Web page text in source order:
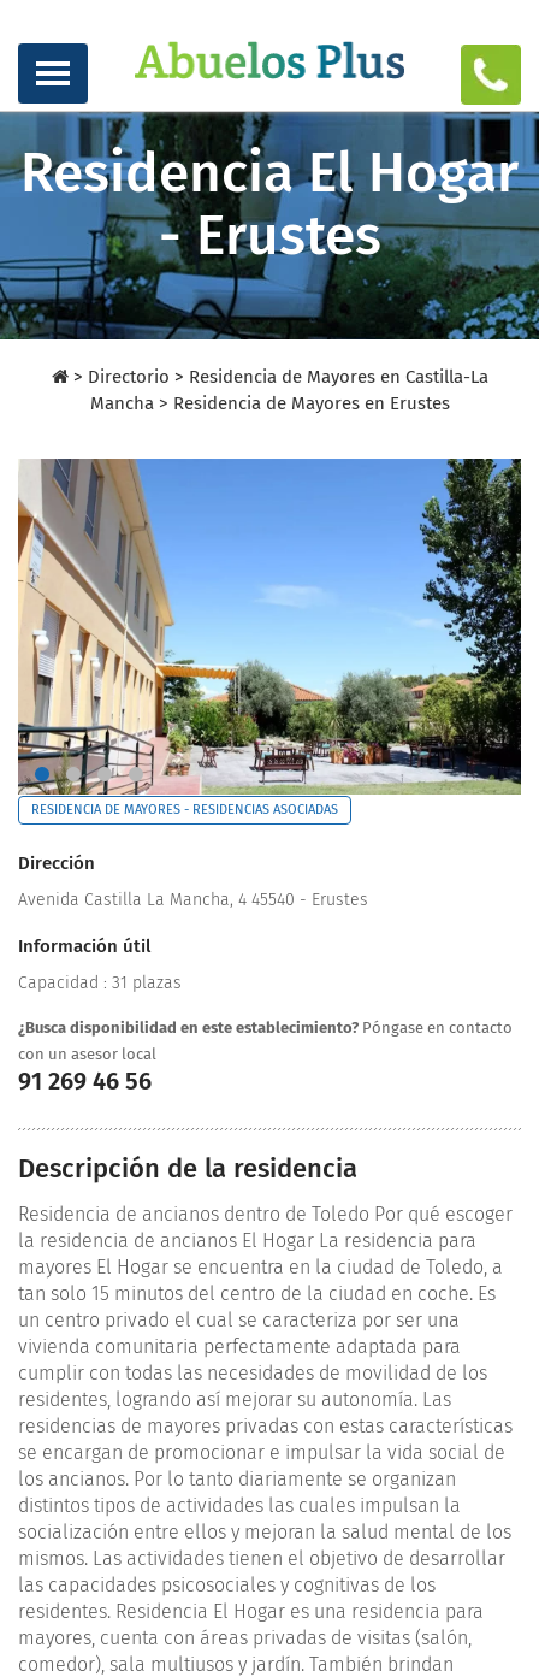
Residencia El Hogar
- Erustes
> Directorio > Residencia de Mayores en Castilla-La
Mancha > Residencia de Mayores en Erustes
RESIDENCIA DE MAYORES - RESIDENCIAS ASOCIADAS
Dirección
Avenida Castilla La Mancha, 4 45540 - Erustes
Información útil
Capacidad : 31 plazas
¿Busca disponibilidad en este establecimiento? Póngase en contacto
con un asesor local
91 269 46 56
Descripción de la residencia
Residencia de ancianos dentro de Toledo Por qué escoger
la residencia de ancianos El Hogar La residencia para
mayores El Hogar se encuentra en la ciudad de Toledo, a
tan solo 15 minutos del centro de la ciudad en coche. Es
un centro privado el cual se caracteriza por ser una
vivienda comunitaria perfectamente adaptada para
cumplir con todas las necesidades de movilidad de los
residentes, logrando así mejorar su autonomía. Las
residencias de mayores privadas con estas características
se encargan de promocionar e impulsar la vida social de
los ancianos. Por lo tanto diariamente se organizan
distintos tipos de actividades las cuales impulsan la
socialización entre ellos y mejoran la salud mental de los
mismos. Las actividades tienen el objetivo de desarrollar
las capacidades psicosociales y cognitivas de los
residentes. Residencia El Hogar es una residencia para
mayores, cuenta con áreas privadas de visitas (salón,
comedor), sala multiusos y jardín. También brindan